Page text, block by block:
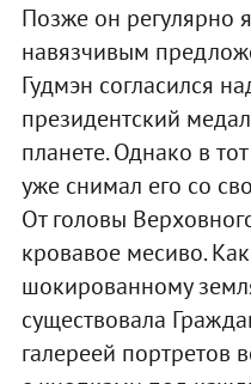
Позже он регулярно
навязчивым
Гудмэн согласился
президентский
планете. Однако в
уже снимал его со
От головы
кровавое месиво.
шокированному
существовала
галереей портретов